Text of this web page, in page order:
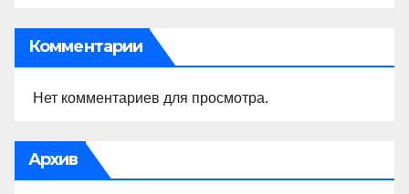
Комментарии
Нет комментариев для просмотра.
Архив